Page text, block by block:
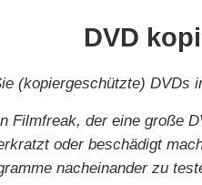
DVD
(kopiergeschützte) DVDs
Filmfreak, der eine große
oder beschädigt
nacheinander zu